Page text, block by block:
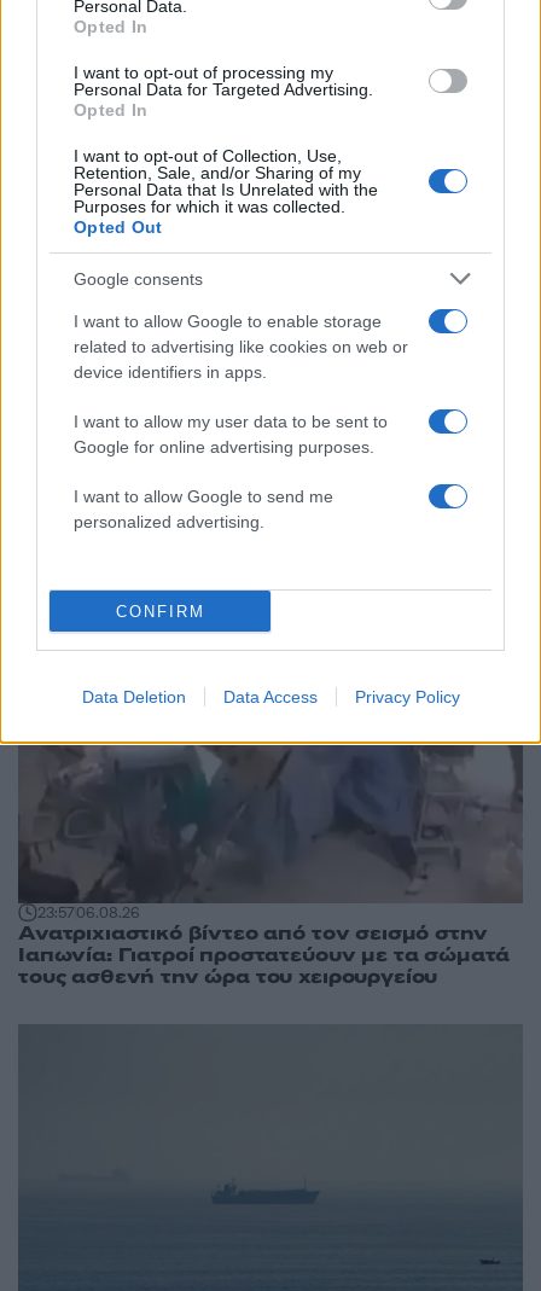
Personal Data.
Opted In
I want to opt-out of processing my
Personal Data for Targeted Advertising.
Opted In
I want to opt-out of Collection, Use,
Retention, Sale, and/or Sharing of my
Personal Data that Is Unrelated with the
Purposes for which it was collected.
Opted Out
Google consents
I want to allow Google to enable storage
related to advertising like cookies on web or
device identifiers in apps.
I want to allow my user data to be sent to
Google for online advertising purposes.
I want to allow Google to send me
personalized advertising.
CONFIRM
Data Deletion Data Access Privacy Policy
Canadair 515: Οι πρώτες εικόνες από την
κατασκευή του αεροσκάφους που θα
φωτιάς
Αυγερινός, Μουτσάτσου και ακόμη 20
αποχωρήσαμε για καρέκλες», αιχμές για
«συγκεντρωτικό μοντέλο»
Κρανίου τόπος το Πόρτο Γερμενό μετά το
καταστροφικό πέρασμα της φωτιάς –
Ξεκίνησε η αυτοψία στα καμένα σπίτια
Οδηγός στη Μύκονο άρπαξε τσάντα
Hermès και Rolex αξίας 75.000 ευρώ από
Ουκρανό τουρίστα
Κόσμος: Περισσότερα
άρθρα
23:5706.08.26
Ανατριχιαστικό βίντεο από τον σεισμό στην
Ιαπωνία: Γιατροί προστατεύουν με τα σώματά
τους ασθενή την ώρα του χειρουργείου